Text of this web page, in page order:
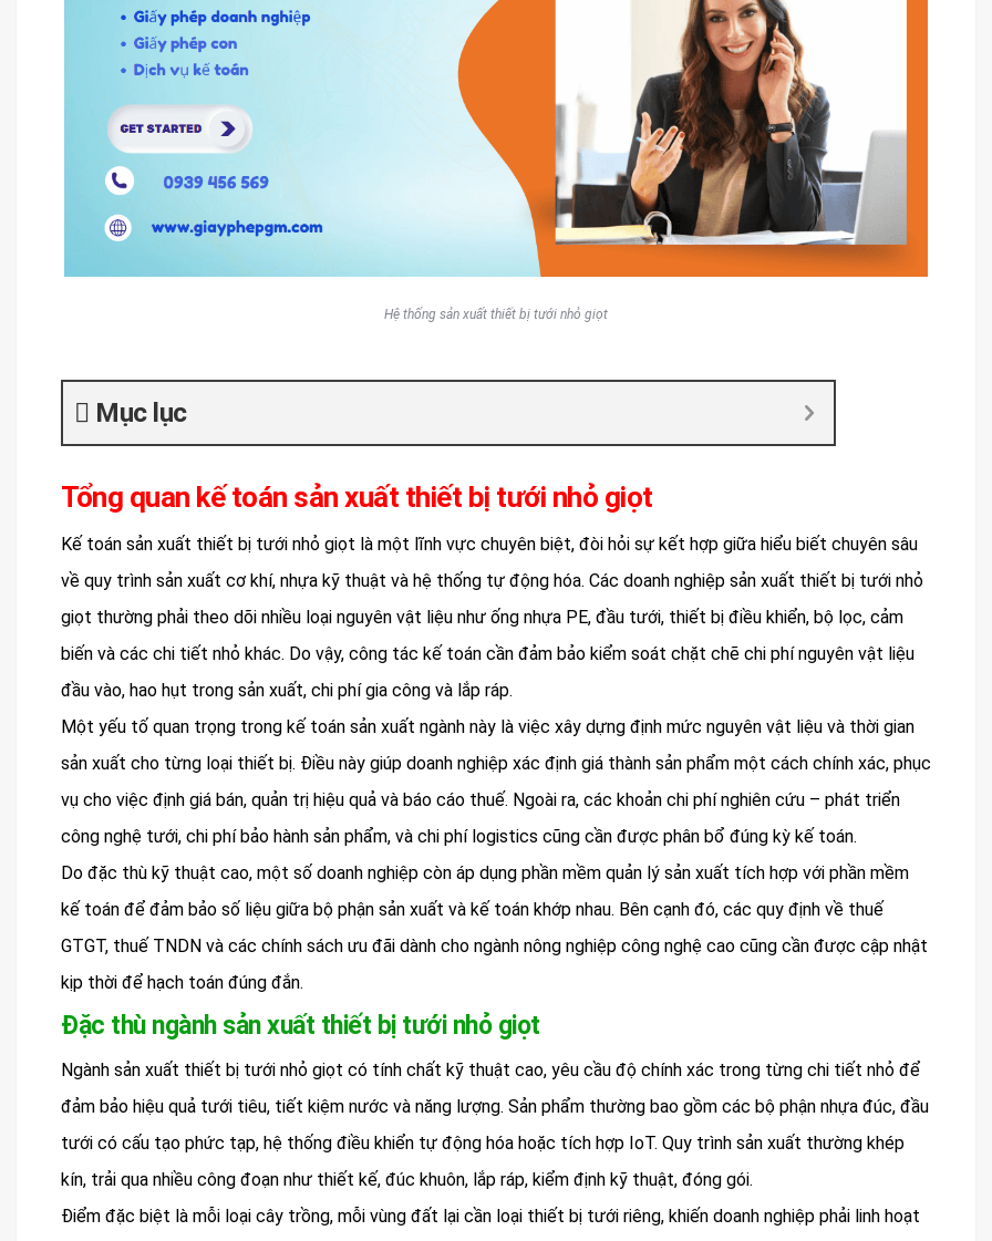
Hệ thống sản xuất thiết bị tưới nhỏ giọt
Mục lục
Tổng quan kế toán sản xuất thiết bị tưới nhỏ giọt
Kế toán sản xuất thiết bị tưới nhỏ giọt là một lĩnh vực chuyên biệt, đòi hỏi sự kết hợp giữa hiểu biết chuyên sâu
về quy trình sản xuất cơ khí, nhựa kỹ thuật và hệ thống tự động hóa. Các doanh nghiệp sản xuất thiết bị tưới nhỏ
giọt thường phải theo dõi nhiều loại nguyên vật liệu như ống nhựa PE, đầu tưới, thiết bị điều khiển, bộ lọc, cảm
biến và các chi tiết nhỏ khác. Do vậy, công tác kế toán cần đảm bảo kiểm soát chặt chẽ chi phí nguyên vật liệu
đầu vào, hao hụt trong sản xuất, chi phí gia công và lắp ráp.
Một yếu tố quan trọng trong kế toán sản xuất ngành này là việc xây dựng định mức nguyên vật liệu và thời gian
sản xuất cho từng loại thiết bị. Điều này giúp doanh nghiệp xác định giá thành sản phẩm một cách chính xác, phục
vụ cho việc định giá bán, quản trị hiệu quả và báo cáo thuế. Ngoài ra, các khoản chi phí nghiên cứu – phát triển
công nghệ tưới, chi phí bảo hành sản phẩm, và chi phí logistics cũng cần được phân bổ đúng kỳ kế toán.
Do đặc thù kỹ thuật cao, một số doanh nghiệp còn áp dụng phần mềm quản lý sản xuất tích hợp với phần mềm
kế toán để đảm bảo số liệu giữa bộ phận sản xuất và kế toán khớp nhau. Bên cạnh đó, các quy định về thuế
GTGT, thuế TNDN và các chính sách ưu đãi dành cho ngành nông nghiệp công nghệ cao cũng cần được cập nhật
kịp thời để hạch toán đúng đắn.
Đặc thù ngành sản xuất thiết bị tưới nhỏ giọt
Ngành sản xuất thiết bị tưới nhỏ giọt có tính chất kỹ thuật cao, yêu cầu độ chính xác trong từng chi tiết nhỏ để
đảm bảo hiệu quả tưới tiêu, tiết kiệm nước và năng lượng. Sản phẩm thường bao gồm các bộ phận nhựa đúc, đầu
tưới có cấu tạo phức tạp, hệ thống điều khiển tự động hóa hoặc tích hợp IoT. Quy trình sản xuất thường khép
kín, trải qua nhiều công đoạn như thiết kế, đúc khuôn, lắp ráp, kiểm định kỹ thuật, đóng gói.
Điểm đặc biệt là mỗi loại cây trồng, mỗi vùng đất lại cần loại thiết bị tưới riêng, khiến doanh nghiệp phải linh hoạt